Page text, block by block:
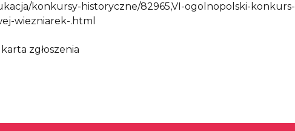
konkursy-historyczne/82965,VI-ogolnopolski-konkurs-
wiezniarek-.html
zgłoszenia